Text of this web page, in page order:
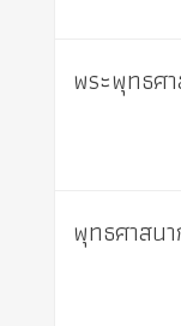
พระพุทธศ
พุทธศาสน